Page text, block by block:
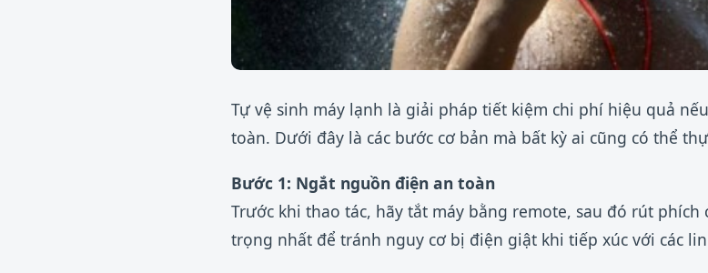
Tự vệ sinh máy lạnh là giải pháp tiết kiệm chi phí hiệu quả
toàn. Dưới đây là các bước cơ bản mà bất kỳ ai cũng có thể
Bước 1: Ngắt nguồn điện an toàn
Trước khi thao tác, hãy tắt máy bằng remote, sau đó rút
trọng nhất để tránh nguy cơ bị điện giật khi tiếp xúc với các